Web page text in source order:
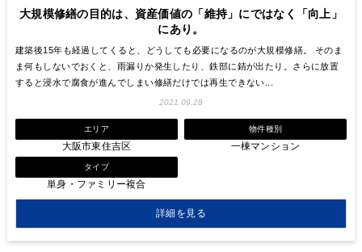
大規模修繕の目的は、資産価値の「維持」にではなく「向上」
にあり。
建築後15年も経過してくると、どうしても必要になるのが大規模修繕。 そのま
ま何もしないでおくと、雨漏りか発生したり、鉄部に錆が出たり。さらに放置
すると浸水で腐食が進んでしまい修繕だけでは再生できない...
2021.09.28
エリア
大阪市東住吉区
物件種別
一棟マンション
タイプ
単身・ファミリー複合
詳細を見る